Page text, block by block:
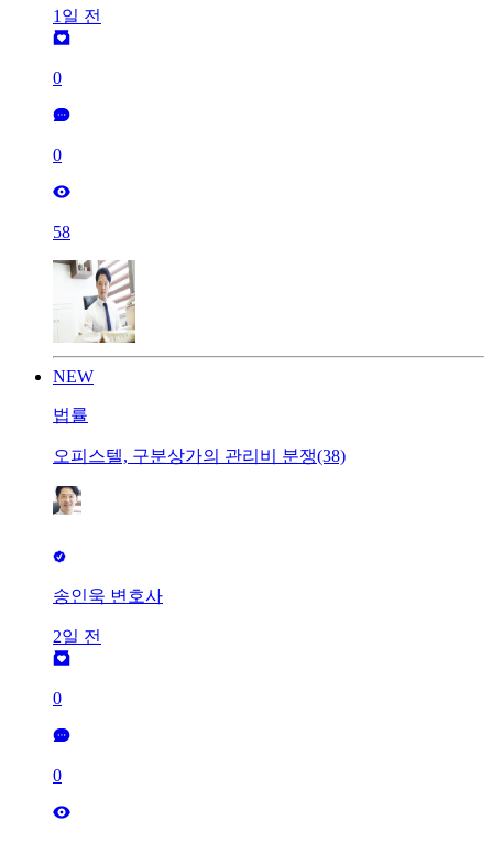
1일 전
0
0
58
NEW
법률
오피스텔, 구분상가의 관리비 분쟁(38)
송인욱 변호사
2일 전
0
0